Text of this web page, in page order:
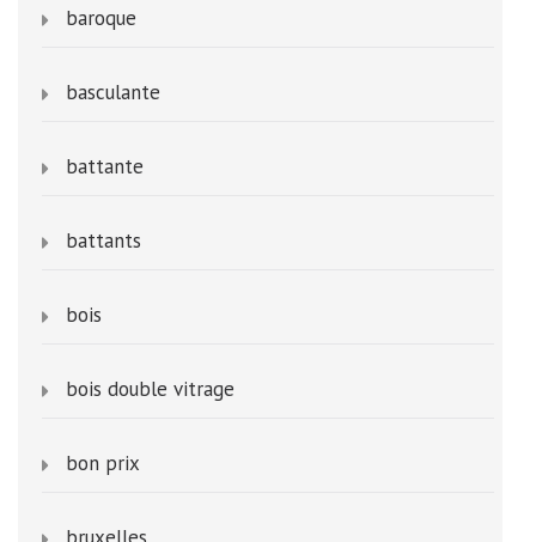
baroque
basculante
battante
battants
bois
bois double vitrage
bon prix